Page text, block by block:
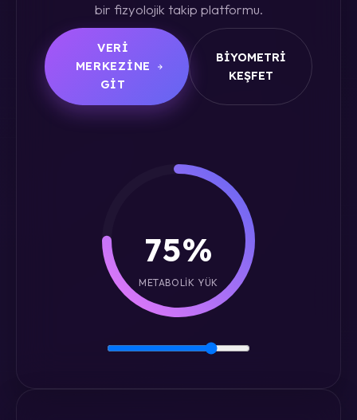
bir fizyolojik takip platformu.
VERI
MERKEZINE
GIT
BIYOMETRI
KEŞFET
75%
METABOLIK YÜK